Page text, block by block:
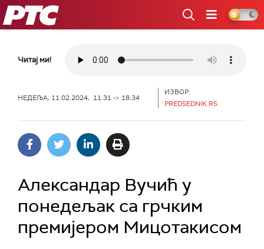
РТС
Читај ми!
НЕДЕЉА, 11.02.2024, 11:31 -> 18:34
ИЗВОР:
PREDSEDNIK.RS
Александар Вучић у
понедељак са грчким
премијером Мицотакисом